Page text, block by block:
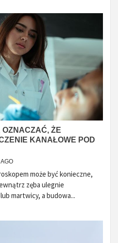
ŻE
KANAŁOWE POD
może być konieczne,
zęba ulegnie
martwicy, a budowa...